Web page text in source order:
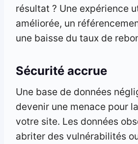
résultat ? Une expérience
améliorée, un
une baisse du taux de
Sécurité accrue
Une base de données
devenir une menace pour
votre site. Les données
abriter des vulnérabilités